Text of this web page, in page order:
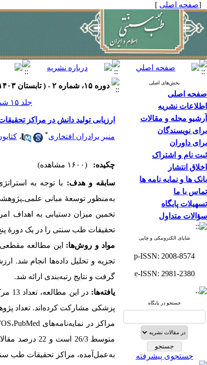
[صفحه اصلی ]
بخش‌های اصلی
صفحه اصلی
اطلاعات نشریه
آرشیو مجله و مقالات
برای نویسندگان
برای داوران
ثبت نام و اشتراک
اخلاق انتشار
بانک ها و نمایه نامه ها
تماس با ما
تسهیلات پایگاه
سؤالات متداول
شاپای الکترونیکی و چاپی
p-ISSN: 2008-8574
e-ISSN: 2981-2380
جستجو در پایگاه
جستجوی پیشرفته
دوره ۱۵، شماره ۲ - ( تابستان ۱۴۰۳ )
جلد ۱۵ شماره ۲ صفحات ۱۱۴-۱۰۵
ارزیابی تولید دانش در مراکز
منیر برادران افتخاری* ،
چکیده: (۱۶۰۰ مشاهده)
سابقه و هدف: با توجه به
به‌منظور توسعۀ مبانی
تخمین میزان دستیابی به اهداف
تحقیقات طب سنتی را در یک دورۀ
مواد و روش‌ها:
گرفت و نتایج رتبه‌بندی ارائه شد.
یافته‌ها:
مراکز در نمایه‌نامه‌های
،PubMed
به‌عمل‌آمده، مراکز تحقیقات طب